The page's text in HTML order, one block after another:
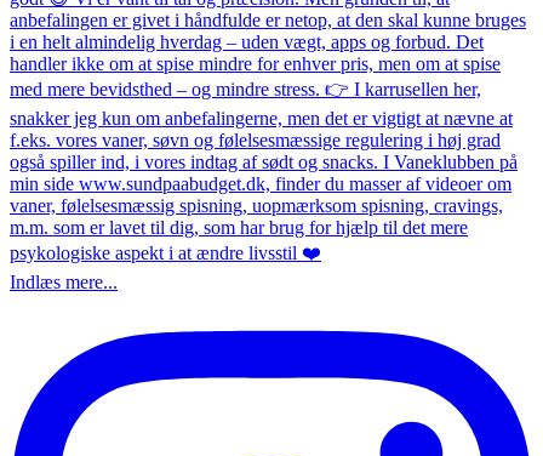
Indlæs mere...